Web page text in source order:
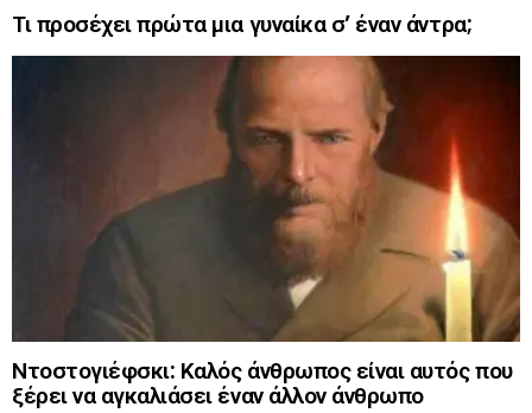
Τι προσέχει πρώτα μια γυναίκα σ’ έναν άντρα;
Ντοστογιέφσκι: Καλός άνθρωπος είναι αυτός που
ξέρει να αγκαλιάσει έναν άλλον άνθρωπο